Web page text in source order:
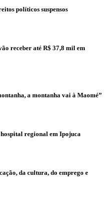
políticos suspensos
receber até R$ 37,8 mil em
a montanha vai à Maomé”
regional em Ipojuca
da cultura, do emprego e